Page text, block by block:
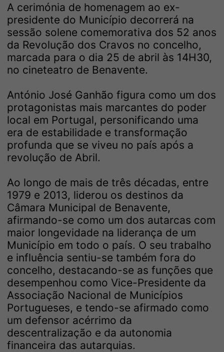
A cerimónia de homenagem ao ex-
presidente do Município decorrerá na
sessão solene comemorativa dos 52 anos
da Revolução dos Cravos no concelho,
marcada para o dia 25 de abril às 14H30,
no cineteatro de Benavente.
António José Ganhão figura como um dos
protagonistas mais marcantes do poder
local em Portugal, personificando uma
era de estabilidade e transformação
profunda que se viveu no país após a
revolução de Abril.
Ao longo de mais de três décadas, entre
1979 e 2013, liderou os destinos da
Câmara Municipal de Benavente,
afirmando-se como um dos autarcas com
maior longevidade na liderança de um
Município em todo o país. O seu trabalho
e influência sentiu-se também fora do
concelho, destacando-se as funções que
desempenhou como Vice-Presidente da
Associação Nacional de Municípios
Portugueses, e tendo-se afirmado como
um defensor acérrimo da
descentralização e da autonomia
financeira das autarquias.